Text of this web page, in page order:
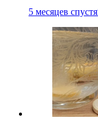
5 месяцев спустя